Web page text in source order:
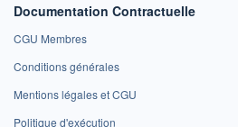
Documentation Contractuelle
CGU Membres
Conditions générales
Mentions légales et CGU
Politique d'exécution